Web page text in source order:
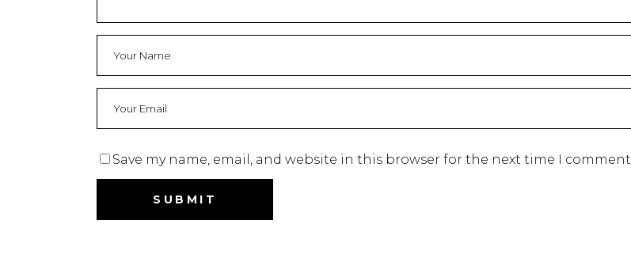
Save my name, email, and website in this browser for the next time I comment.